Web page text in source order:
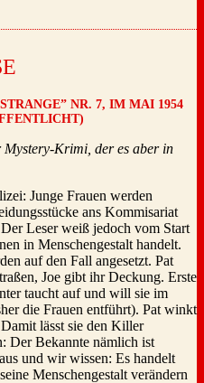
NR. 7, IM MAI 1954
Krimi, der es aber in
Junge Frauen werden
ans Kommisariat
Leser weiß jedoch vom Start
in Menschengestalt handelt.
auf den Fall angesetzt. Pat
Joe gibt ihr Deckung. Erste
taucht auf und will sie im
die Frauen entführt). Pat winkt
lässt sie den Killer
Der Bekannte nämlich ist
und wir wissen: Es handelt
Menschengestalt verändern